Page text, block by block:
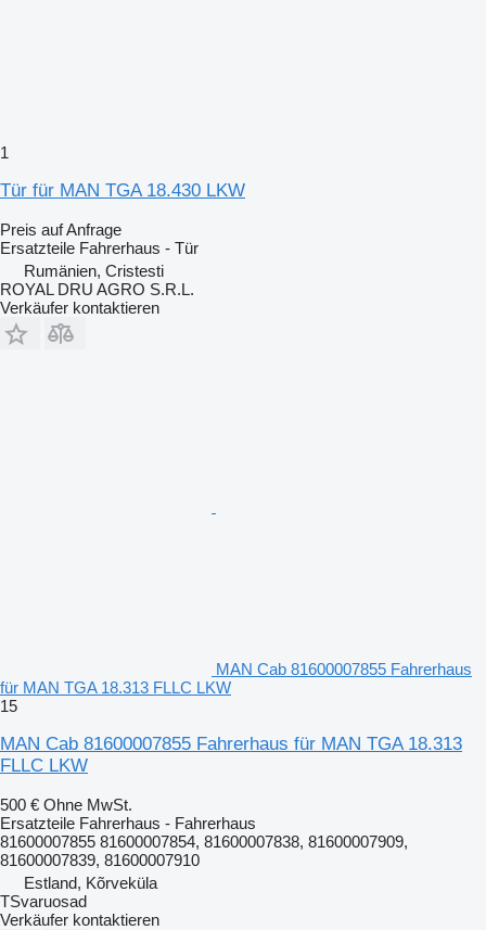
1
Tür für MAN TGA 18.430 LKW
Preis auf Anfrage
Ersatzteile Fahrerhaus - Tür
Rumänien, Cristesti
ROYAL DRU AGRO S.R.L.
Verkäufer kontaktieren
MAN Cab 81600007855 Fahrerhaus
für MAN TGA 18.313 FLLC LKW
15
MAN Cab 81600007855 Fahrerhaus für MAN TGA 18.313
FLLC LKW
500 € Ohne MwSt.
Ersatzteile Fahrerhaus - Fahrerhaus
81600007855 81600007854, 81600007838, 81600007909,
81600007839, 81600007910
Estland, Kõrveküla
TSvaruosad
Verkäufer kontaktieren